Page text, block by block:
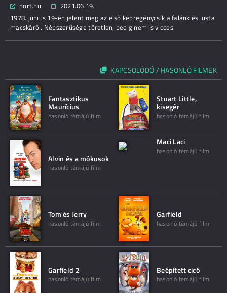
port.hu
2021.06.19.
1978. június 19-én jelent meg az első képregénycsík a falánk és lusta
macskáról. Népszerűsége töretlen, pedig nem is vicces.
KAPCSOLÓDÓ / HASONLÓ FILMEK
Fantasztikus
Maurícius
hasonló témájú film
Stuart Little,
kisegér
hasonló témájú film
Alvin és a mókusok
hasonló témájú film
Maci Laci
hasonló témájú film
Tom és Jerry
hasonló témájú film
Garfield
hasonló témájú film
Garfield 2
hasonló témájú film
Beépített cicó
hasonló témájú film